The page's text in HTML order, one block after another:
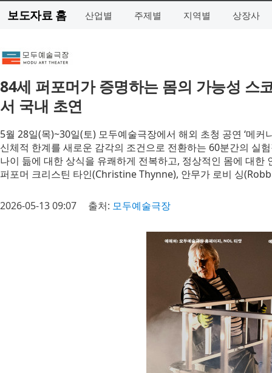
보도자료 홈 산업별 주제별 지역별 상장사
84세 퍼포머가 증명하는 몸의 가능성 스
서 국내 초연
5월 28일(목)~30일(토) 모두예술극장에서 해외 초청 공연 ‘메커
신체적 한계를 새로운 감각의 조건으로 전환하는 60분간의 실
나이 듦에 대한 상식을 유쾌하게 전복하고, 정상적인 몸에 대한
퍼포머 크리스틴 타인(Christine Thynne), 안무가 로비 싱
2026-05-13 09:07 출처: 모두예술극장